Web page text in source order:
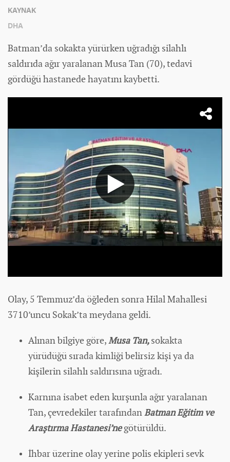
KAYNAK
DHA
Batman’da sokakta yürürken uğradığı silahlı
saldırıda ağır yaralanan Musa Tan (70), tedavi
gördüğü hastanede hayatını kaybetti.
Olay, 5 Temmuz’da öğleden sonra Hilal Mahallesi
3710’uncu Sokak’ta meydana geldi.
Alınan bilgiye göre,Musa Tan,sokakta
yürüdüğü sırada kimliği belirsiz kişi ya da
kişilerin silahlı saldırısına uğradı.
Karnına isabet eden kurşunla ağır yaralanan
Tan, çevredekiler tarafındanBatman Eğitim ve
Araştırma Hastanesi’negötürüldü.
İhbar üzerine olay yerine polis ekipleri sevk